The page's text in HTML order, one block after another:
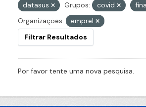
datasus
Grupos: covid
Organizações:
emprel
Filtrar Resultados
Por favor tente uma nova pesquisa.